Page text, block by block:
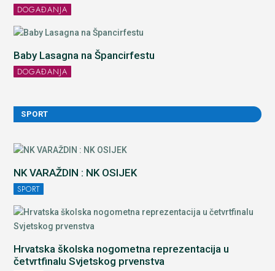
DOGAĐANJA
Baby Lasagna na Špancirfestu
DOGAĐANJA
SPORT
NK VARAŽDIN : NK OSIJEK
SPORT
Hrvatska školska nogometna reprezentacija u
četvrtfinalu Svjetskog prvenstva